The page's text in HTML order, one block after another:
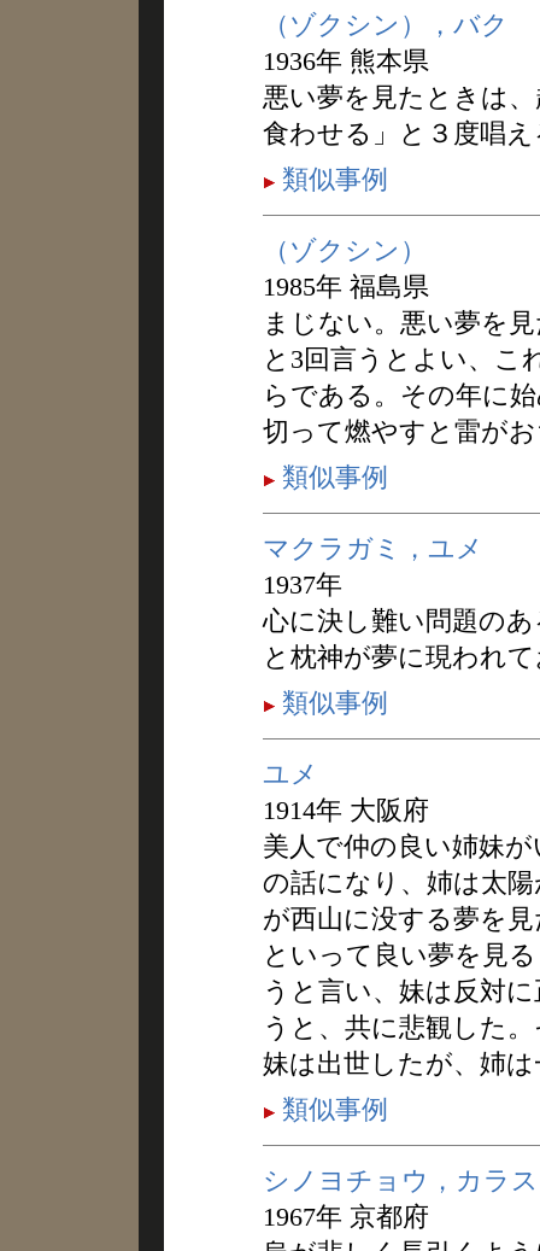
（ゾクシン），バク
1936年 熊本県
悪い夢を見たときは
食わせる」と３度唱
類似事例
（ゾクシン）
1985年 福島県
まじない。悪い夢を
と3回言うとよい、こ
らである。その年に
切って燃やすと雷が
類似事例
マクラガミ，ユメ
1937年
心に決し難い問題の
と枕神が夢に現われ
類似事例
ユメ
1914年 大阪府
美人で仲の良い姉妹
の話になり、姉は太
が西山に没する夢を
といって良い夢を見
うと言い、妹は反対
うと、共に悲観した
妹は出世したが、姉
類似事例
シノヨチョウ，カラ
1967年 京都府